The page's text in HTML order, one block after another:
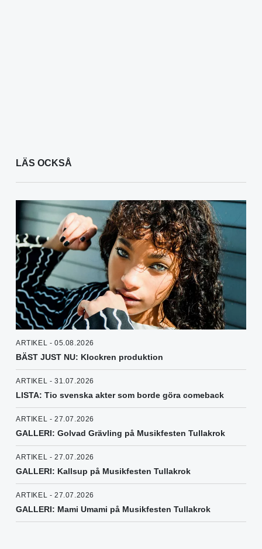
LÄS OCKSÅ
ARTIKEL - 05.08.2026
BÄST JUST NU: Klockren produktion
ARTIKEL - 31.07.2026
LISTA: Tio svenska akter som borde göra comeback
ARTIKEL - 27.07.2026
GALLERI: Golvad Grävling på Musikfesten Tullakrok
ARTIKEL - 27.07.2026
GALLERI: Kallsup på Musikfesten Tullakrok
ARTIKEL - 27.07.2026
GALLERI: Mami Umami på Musikfesten Tullakrok